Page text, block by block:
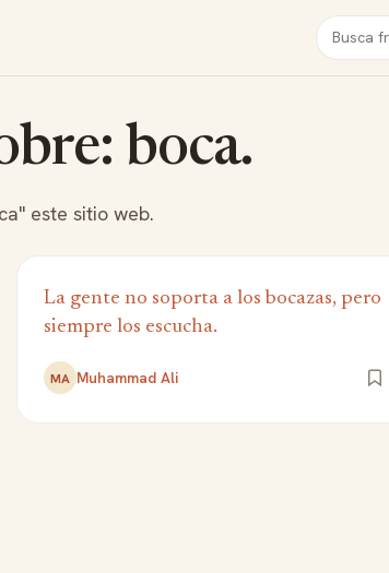
Buscar
boca.
este sitio web.
La gente no soporta a los bocazas, pero
siempre los escucha.
MA Muhammad Ali